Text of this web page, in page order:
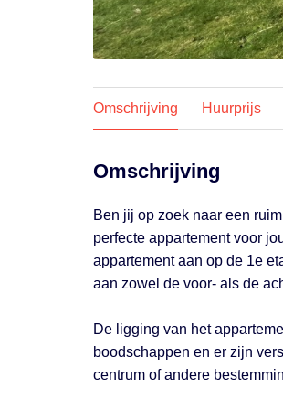
Omschrijving Huurprijs
Omschrijving
Ben jij op zoek naar een
perfecte appartement voor
appartement aan op de 1e
aan zowel de voor- als de
De ligging van het
boodschappen en er zijn
centrum of andere